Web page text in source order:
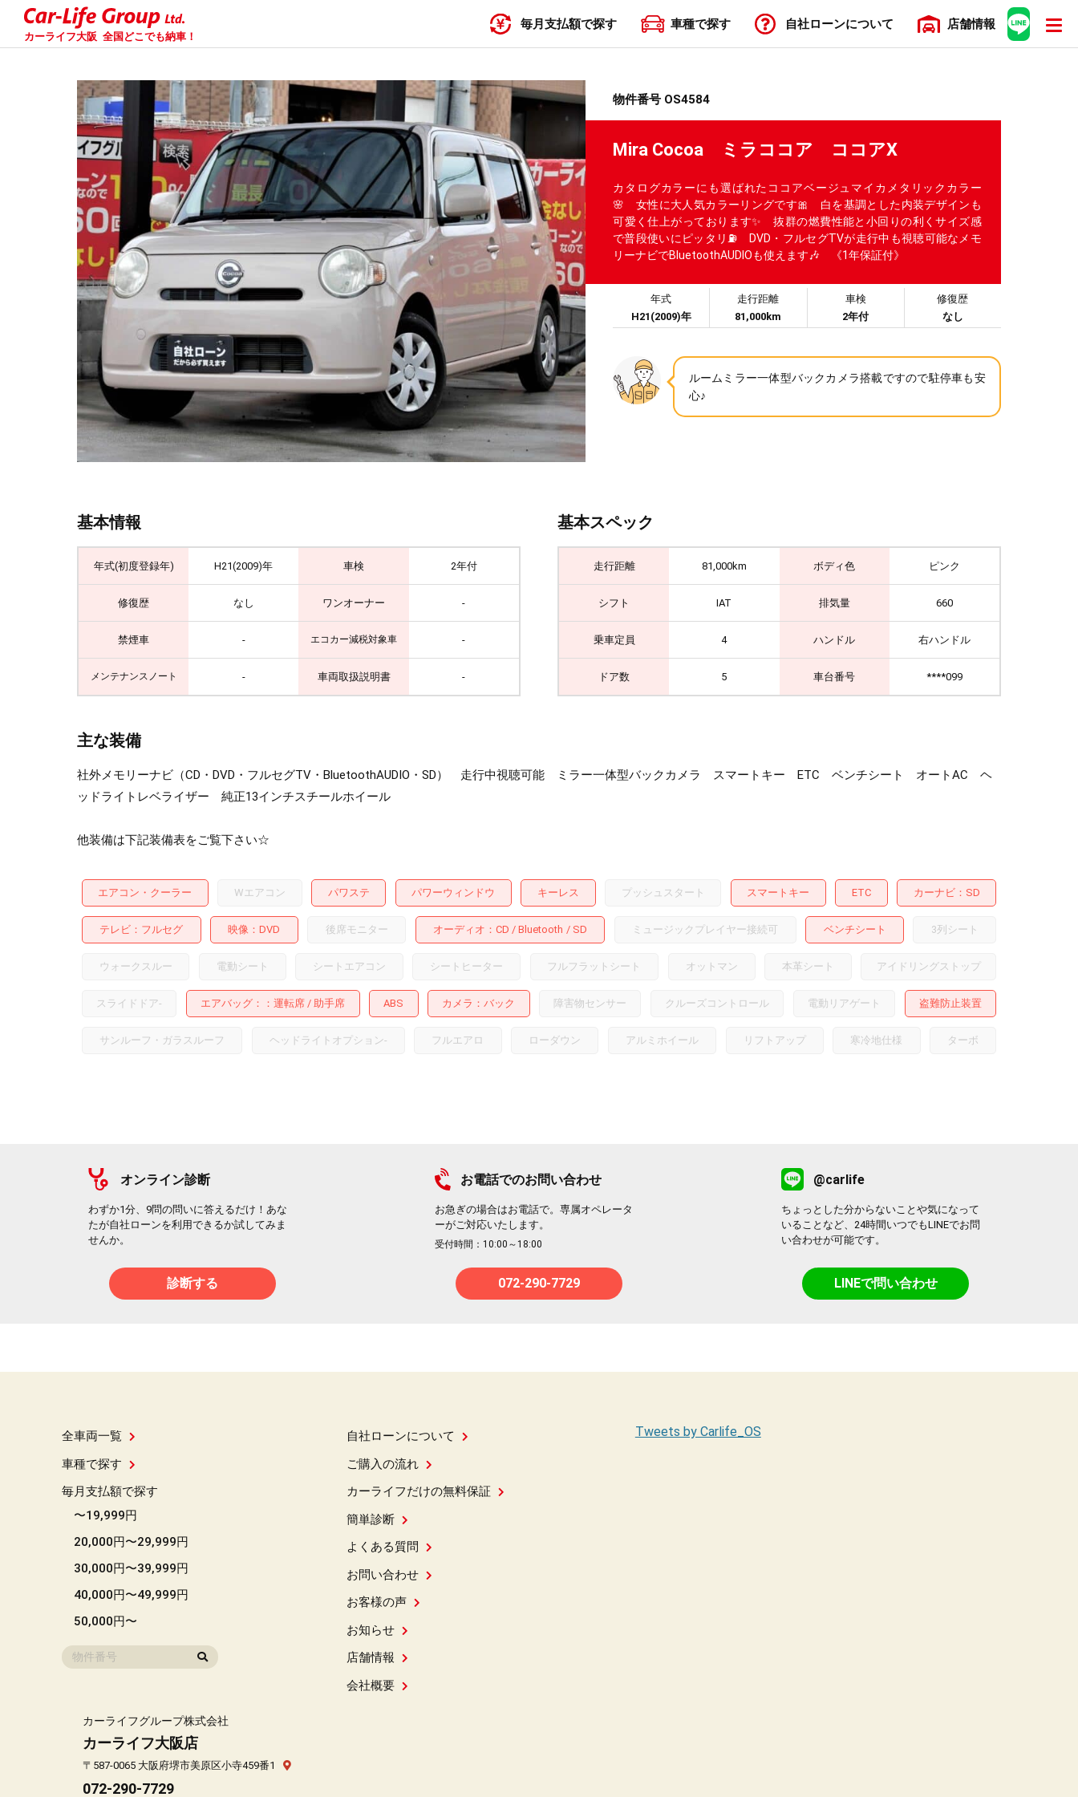
カーライフ大阪 全国どこでも納車！
毎月支払額で探す 車種で探す 自社ローンについて 店舗情報
物件番号 OS4584
Mira Cocoa ミラココア ココアX
カタログカラーにも選ばれたココアベージュマイカメタリックカラー
🌸 女性に大人気カラーリングです🎀 白を基調とした内装デザインも
可愛く仕上がっております✨ 抜群の燃費性能と小回りの利くサイズ感
で普段使いにピッタリ⛽ DVD・フルセグTVが走行中も視聴可能なメモ
リーナビでBluetoothAUDIOも使えます🎶 《1年保証付》
年式
H21(2009)年
走行距離
81,000km
車検
2年付
修復歴
なし
ルームミラー一体型バックカメラ搭載ですので駐停車も安
心♪
基本情報
年式(初度登録年) H21(2009)年 車検 2年付
修復歴 なし ワンオーナー -
禁煙車 - エコカー減税対象車 -
メンテナンスノート - 車両取扱説明書 -
基本スペック
走行距離 81,000km ボディ色 ピンク
シフト IAT 排気量 660
乗車定員 4 ハンドル 右ハンドル
ドア数 5 車台番号 ****099
主な装備
社外メモリーナビ（CD・DVD・フルセグTV・BluetoothAUDIO・SD） 走行中視聴可能 ミラー一体型バックカメラ スマートキー ETC ベンチシート オートAC ヘ
ッドライトレベライザー 純正13インチスチールホイール
他装備は下記装備表をご覧下さい☆
エアコン・クーラー Wエアコン パワステ パワーウィンドウ キーレス プッシュスタート スマートキー ETC カーナビ SD
テレビ フルセグ 映像 DVD 後席モニター オーディオ CD Bluetooth SD ミュージックプレイヤー接続可 ベンチシート 3列シート
ウォークスルー 電動シート シートエアコン シートヒーター フルフラットシート オットマン 本革シート アイドリングストップ
スライドドア- エアバッグ： 運転席 助手席 ABS カメラ バック 障害物センサー クルーズコントロール 電動リアゲート 盗難防止装置
サンルーフ・ガラスルーフ ヘッドライトオプション- フルエアロ ローダウン アルミホイール リフトアップ 寒冷地仕様 ターボ
オンライン診断
わずか1分、9問の問いに答えるだけ！あな
たが自社ローンを利用できるか試してみま
せんか。
診断する
お電話でのお問い合わせ
お急ぎの場合はお電話で。専属オペレータ
ーがご対応いたします。
受付時間：10:00～18:00
072-290-7729
@carlife
ちょっとした分からないことや気になって
いることなど、24時間いつでもLINEでお問
い合わせが可能です。
LINEで問い合わせ
全車両一覧
車種で探す
毎月支払額で探す
〜19,999円
20,000円〜29,999円
30,000円〜39,999円
40,000円〜49,999円
50,000円〜
自社ローンについて
ご購入の流れ
カーライフだけの無料保証
簡単診断
よくある質問
お問い合わせ
お客様の声
お知らせ
店舗情報
会社概要
Tweets by Carlife_OS
カーライフグループ株式会社
カーライフ大阪店
〒587-0065 大阪府堺市美原区小寺459番1
072-290-7729